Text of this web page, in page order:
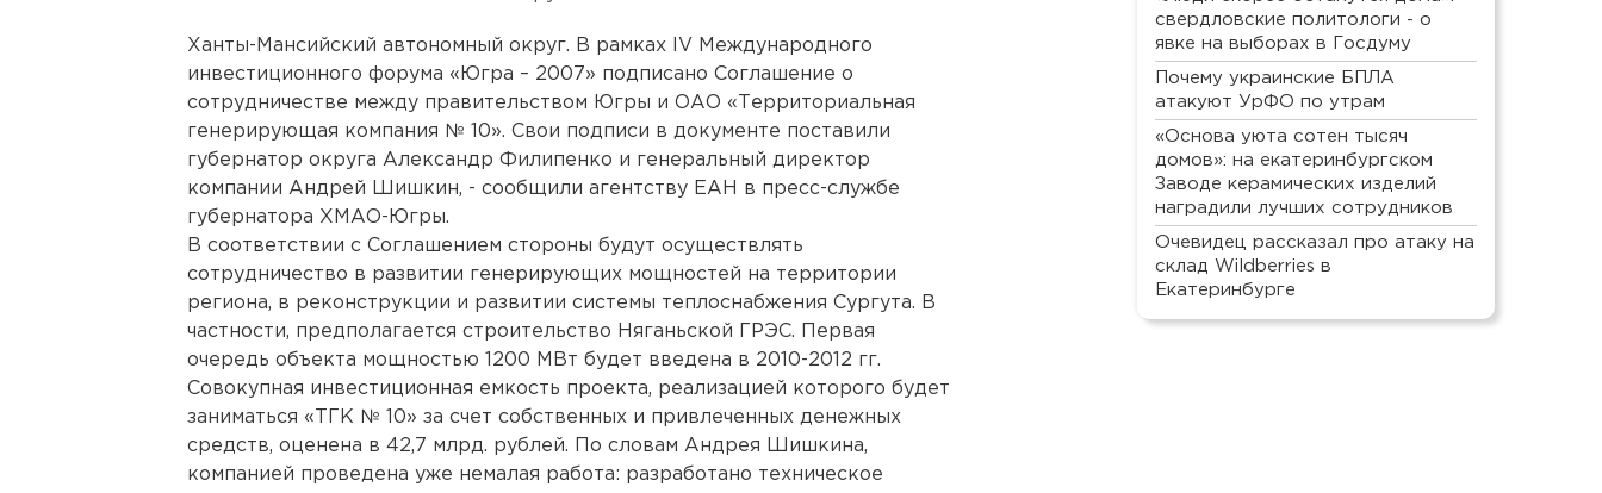
Ханты-Мансийский автономный округ. В рамках IV Международного
инвестиционного форума «Югра – 2007» подписано Соглашение о
сотрудничестве между правительством Югры и ОАО «Территориальная
генерирующая компания № 10». Свои подписи в документе поставили
губернатор округа Александр Филипенко и генеральный директор
компании Андрей Шишкин, - сообщили агентству ЕАН в пресс-службе
губернатора ХМАО-Югры.
В соответствии с Соглашением стороны будут осуществлять
сотрудничество в развитии генерирующих мощностей на территории
региона, в реконструкции и развитии системы теплоснабжения Сургута. В
частности, предполагается строительство Няганьской ГРЭС. Первая
очередь объекта мощностью 1200 МВт будет введена в 2010-2012 гг.
Совокупная инвестиционная емкость проекта, реализацией которого будет
заниматься «ТГК № 10» за счет собственных и привлеченных денежных
средств, оценена в 42,7 млрд. рублей. По словам Андрея Шишкина,
компанией проведена уже немалая работа: разработано техническое
свердловские политологи - о
явке на выборах в Госдуму
Почему украинские БПЛА
атакуют УрФО по утрам
«Основа уюта сотен тысяч
домов»: на екатеринбургском
Заводе керамических изделий
наградили лучших сотрудников
Очевидец рассказал про атаку на
склад Wildberries в
Екатеринбурге